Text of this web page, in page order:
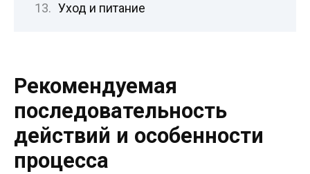
Уход и питание
Рекомендуемая
последовательность
действий и особенности
процесса